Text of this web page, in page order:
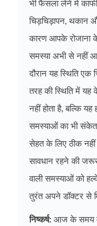
भी फैसला लेने में काफी
चिड़चिड़ापन, थकान
कारण आपके रोजाना
समस्या अभी से नहीं
दौरान यह स्थिति
तरह की स्थिति में
नहीं होता है, बल्कि
समस्याओं का भी
सेहत के लिए ठीक नहीं
सावधान रहने की
वाली समस्याओं को
तुरंत अपने डॉक्टर से
निष्कर्ष: आज के समय में